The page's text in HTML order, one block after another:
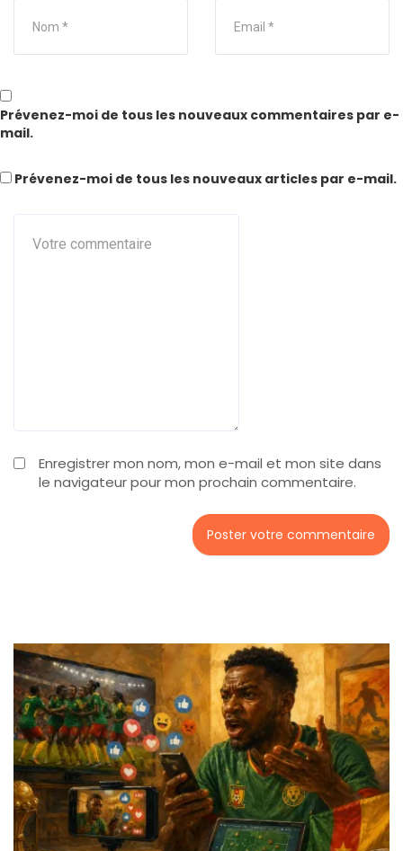
Enregistrer mon nom, mon e-mail et mon site dans
le navigateur pour mon prochain commentaire.
Prévenez-moi de tous les nouveaux commentaires par e-
mail.
Prévenez-moi de tous les nouveaux articles par e-mail.